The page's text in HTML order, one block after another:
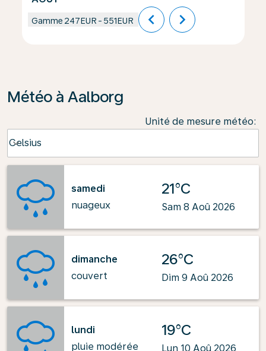
Gamme 247EUR - 551EUR chevron_left chevron_right
Météo à Aalborg
Unité de mesure météo:
Celsius
keyboard_arrow_down
samedi
nuageux
21°C
Sam 8 Aoû 2026
dimanche
couvert
26°C
Dim 9 Aoû 2026
lundi
pluie modérée
19°C
Lun 10 Aoû 2026